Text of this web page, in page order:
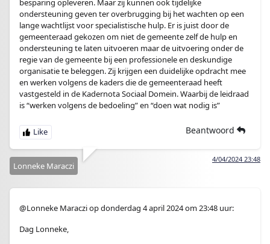
besparing opleveren. Maar zij kunnen ook tijdelijke
ondersteuning geven ter overbrugging bij het wachten op een
lange wachtlijst voor specialistische hulp. Er is juist door de
gemeenteraad gekozen om niet de gemeente zelf de hulp en
ondersteuning te laten uitvoeren maar de uitvoering onder de
regie van de gemeente bij een professionele en deskundige
organisatie te beleggen. Zij krijgen een duidelijke opdracht mee
en werken volgens de kaders die de gemeenteraad heeft
vastgesteld in de Kadernota Sociaal Domein. Waarbij de leidraad
is “werken volgens de bedoeling” en “doen wat nodig is”
Beantwoord
4/04/2024 23:48
Lonneke Maraczi
@Lonneke Maraczi op donderdag 4 april 2024 om 23:48 uur:
Dag Lonneke,